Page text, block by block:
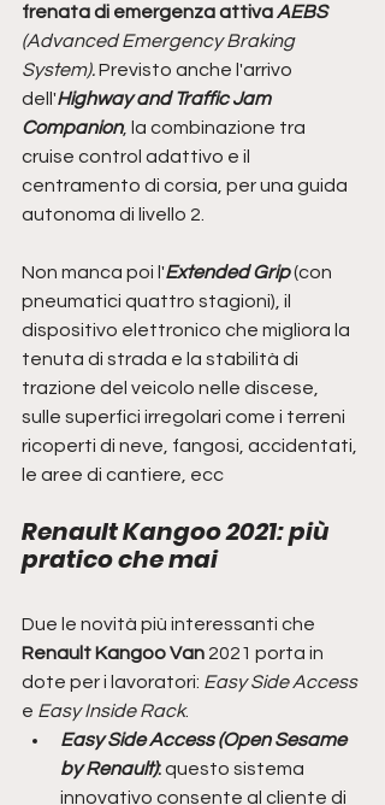
frenata di emergenza attiva AEBS
(Advanced Emergency Braking
System). Previsto anche l'arrivo
dell'Highway and Traffic Jam
Companion, la combinazione tra
cruise control adattivo e il
centramento di corsia, per una guida
autonoma di livello 2.
Non manca poi l'Extended Grip (con
pneumatici quattro stagioni), il
dispositivo elettronico che migliora la
tenuta di strada e la stabilità di
trazione del veicolo nelle discese,
sulle superfici irregolari come i terreni
ricoperti di neve, fangosi, accidentati,
le aree di cantiere, ecc
Renault Kangoo 2021: più
pratico che mai
Due le novità più interessanti che
Renault Kangoo Van 2021 porta in
dote per i lavoratori: Easy Side Access
e Easy Inside Rack.
Easy Side Access (Open Sesame
by Renault): questo sistema
innovativo consente al cliente di